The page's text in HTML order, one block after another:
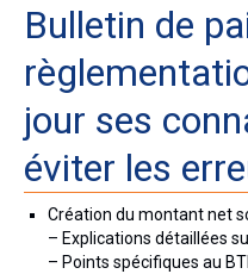
Bulletin de
jour ses
éviter les
Création du montant net
– Explications détaillées
– Points spécifiques au